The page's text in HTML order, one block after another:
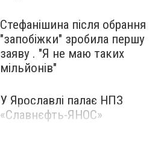
Стефанішина після обрання
"запобіжки" зробила першу
заяву . "Я не маю таких
мільйонів"
У Ярославлі палає НПЗ
«Славнєфть-ЯНОС»